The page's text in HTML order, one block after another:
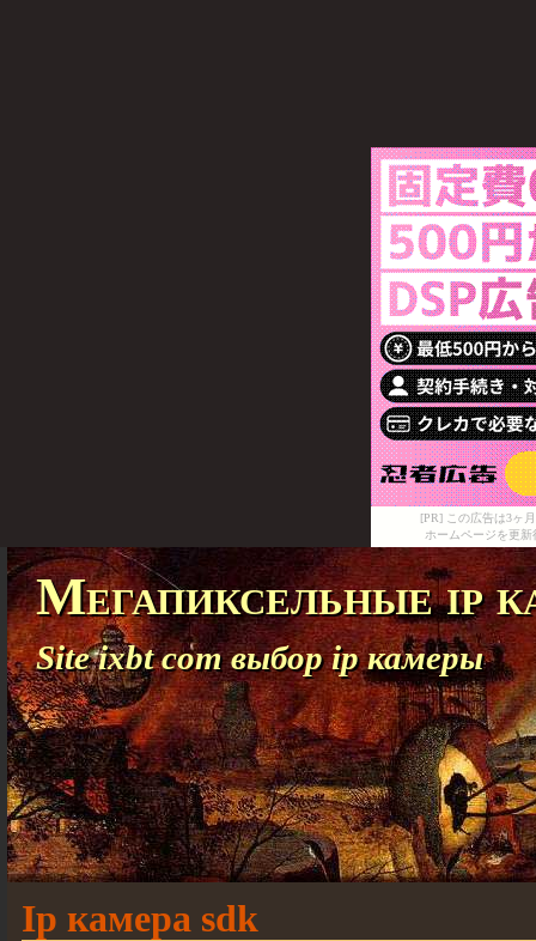
[PR] この広告は3ヶ
ホームページを更
Мегапиксельные ip
Site ixbt com выбор ip камеры
Ip камера sdk